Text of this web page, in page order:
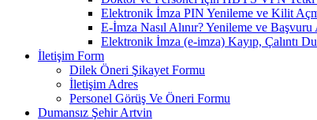
Elektronik İmza PIN Yenileme ve Kilit
E-İmza Nasıl Alınır? Yenileme ve Başvuru
Elektronik İmza (e-imza) Kayıp, Çalıntı
İletişim Form
Dilek Öneri Şikayet Formu
İletişim Adres
Personel Görüş Ve Öneri Formu
Dumansız Şehir Artvin